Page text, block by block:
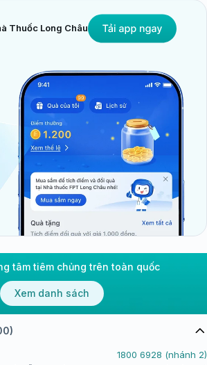
Thuốc Long Châu
tâm tiêm chủng trên toàn quốc
Xem danh sách
1800 6928 (nhánh 2)